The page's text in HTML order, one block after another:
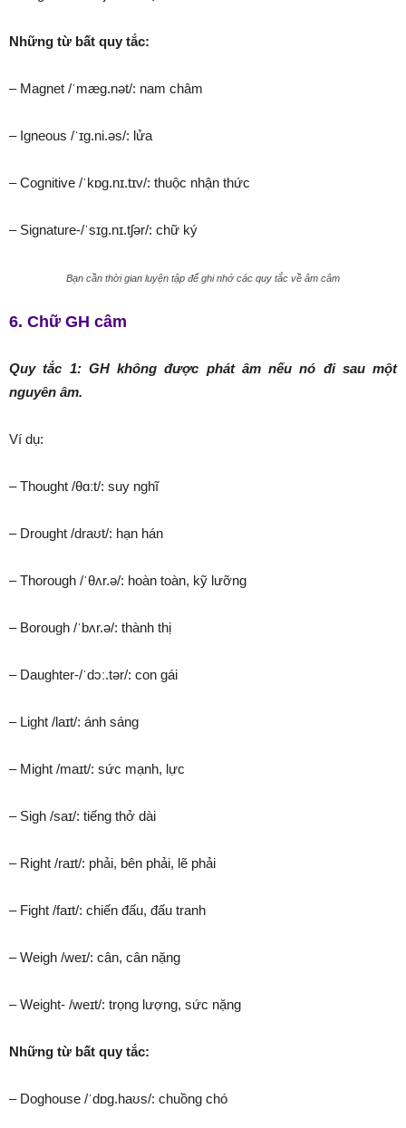
Những từ bất quy tắc:
– Magnet /ˈmæɡ.nət/: nam châm
– Igneous /ˈɪɡ.ni.əs/: lửa
– Cognitive /ˈkɒɡ.nɪ.tɪv/: thuộc nhận thức
– Signature-/ˈsɪɡ.nɪ.tʃər/: chữ ký
Bạn cần thời gian luyện tập để ghi nhớ các quy tắc về âm câm
6. Chữ GH câm
Quy tắc 1: GH không được phát âm nếu nó đi sau một
nguyên âm.
Ví dụ:
– Thought /θɑːt/: suy nghĩ
– Drought /draʊt/: hạn hán
– Thorough /ˈθʌr.ə/: hoàn toàn, kỹ lưỡng
– Borough /ˈbʌr.ə/: thành thị
– Daughter-/ˈdɔː.tər/: con gái
– Light /laɪt/: ánh sáng
– Might /maɪt/: sức mạnh, lực
– Sigh /saɪ/: tiếng thở dài
– Right /raɪt/: phải, bên phải, lẽ phải
– Fight /faɪt/: chiến đấu, đấu tranh
– Weigh /weɪ/: cân, cân nặng
– Weight- /weɪt/: trọng lượng, sức nặng
Những từ bất quy tắc:
– Doghouse /ˈdɒɡ.haʊs/: chuồng chó